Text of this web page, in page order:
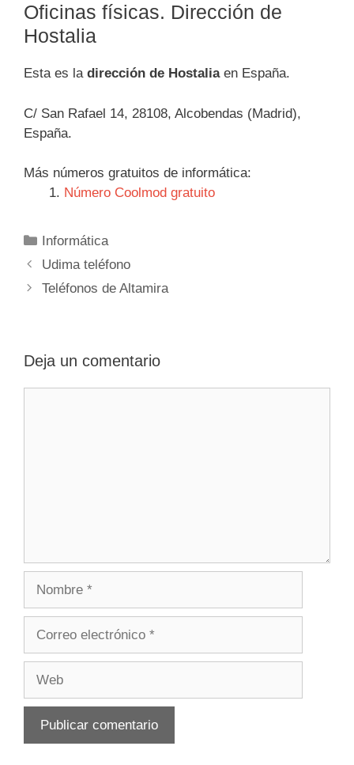
Oficinas físicas. Dirección de
Hostalia
Esta es ladirección de Hostaliaen España.
C/ San Rafael 14, 28108, Alcobendas (Madrid),
España.
Más números gratuitos de informática:
Número Coolmod gratuito
Categorías
Informática
Navegación
de
Udima teléfono
Teléfonos de Altamira
Deja un comentario